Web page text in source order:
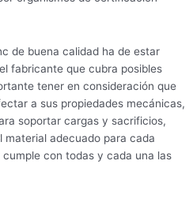
de buena calidad ha de estar
fabricante que cubra posibles
tener en consideración que
a sus propiedades mecánicas,
soportar cargas y sacrificios,
material adecuado para cada
con todas y cada una las